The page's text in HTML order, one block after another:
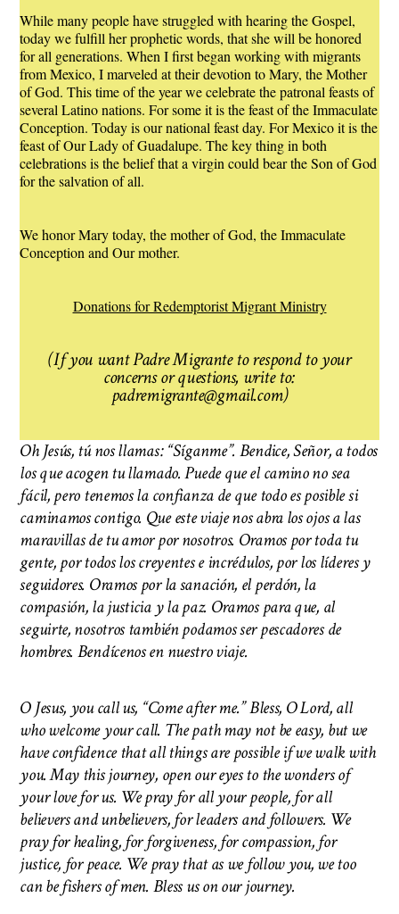
While many people have struggled with hearing the Gospel,
today we fulfill her prophetic words, that she will be honored
for all generations. When I first began working with migrants
from Mexico, I marveled at their devotion to Mary, the Mother
of God. This time of the year we celebrate the patronal feasts of
several Latino nations. For some it is the feast of the Immaculate
Conception. Today is our national feast day. For Mexico it is the
feast of Our Lady of Guadalupe. The key thing in both
celebrations is the belief that a virgin could bear the Son of God
for the salvation of all.
We honor Mary today, the mother of God, the Immaculate
Conception and Our mother.
Donations for Redemptorist Migrant Ministry
(If you want Padre Migrante to respond to your
concerns or questions, write to:
padremigrante@gmail.com)
Oh Jesús, tú nos llamas: “Síganme”. Bendice, Señor, a todos
los que acogen tu llamado. Puede que el camino no sea
fácil, pero tenemos la confianza de que todo es posible si
caminamos contigo. Que este viaje nos abra los ojos a las
maravillas de tu amor por nosotros. Oramos por toda tu
gente, por todos los creyentes e incrédulos, por los líderes y
seguidores. Oramos por la sanación, el perdón, la
compasión, la justicia y la paz. Oramos para que, al
seguirte, nosotros también podamos ser pescadores de
hombres. Bendícenos en nuestro viaje.
O Jesus, you call us, “Come after me.” Bless, O Lord, all
who welcome your call. The path may not be easy, but we
have confidence that all things are possible if we walk with
you. May this journey, open our eyes to the wonders of
your love for us. We pray for all your people, for all
believers and unbelievers, for leaders and followers. We
pray for healing, for forgiveness, for compassion, for
justice, for peace. We pray that as we follow you, we too
can be fishers of men. Bless us on our journey.